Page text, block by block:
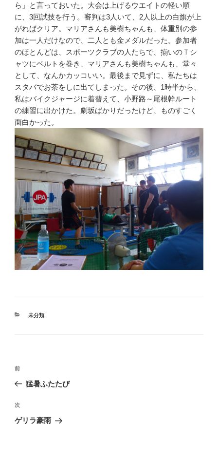
ら」と言っておいた。大会は上げるウエイトの軽い順
に、3回試技を行う。審判は3人いて、2人以上の白旗が上
がればクリア。マリアさんも美樹ちゃんも、体重別の参
加は一人だけなので、二人とも金メダルだった。参加者
のほとんどは、スポーツクラブの人たちで、揃いのＴシ
ャツにベルトを巻き、マリアさんも美樹ちゃんも、堂々
として、なんかカッコいい。最後まで見ずに、私たちは
スタバでお茶をしに出てしまった。その後、1時半から、
私はバイクジャージに着替えて、小野路～尾根幹ルート
の練習に出かけた。劇坂ばかりだったけど、ものすごく
面白かった。
カ
未分類
投
ビ
ゲ
過
去
投
稿
前
猛暑ふたたび
次
の
次
ゲリラ豪雨